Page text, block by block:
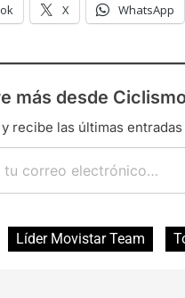
X WhatsApp
más desde
recibe las últimas
correo electrónico…
Líder Movistar Team